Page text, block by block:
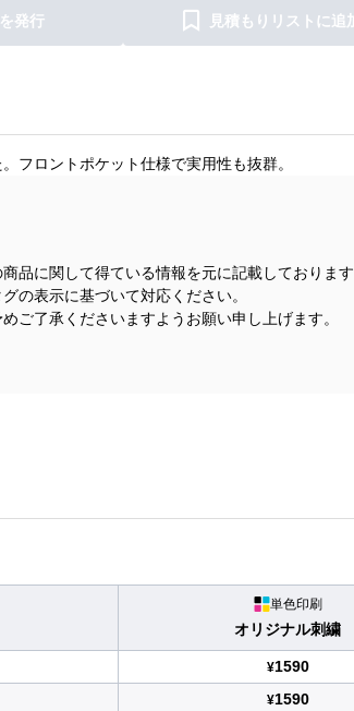
発行 見積もりリストに追
フロントポケット仕様で実用性も抜群。
品に関して得ている情報を元に記載しております
の表示に基づいて対応ください。
ご了承くださいますようお願い申し上げます。
単色印刷
オリジナル刺繍
¥1590
¥1590